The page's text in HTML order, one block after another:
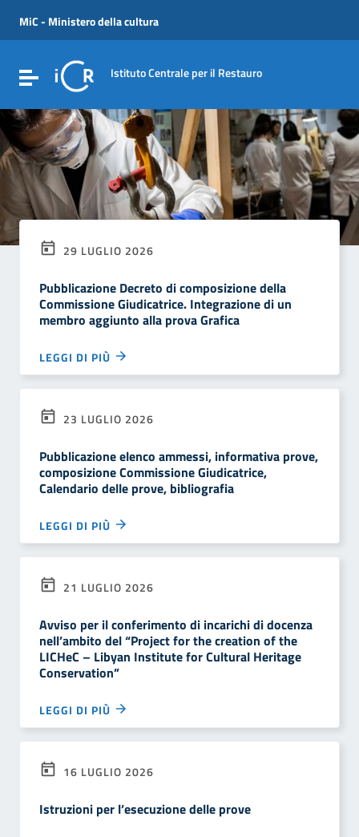
Vai al menu di navigazione
Vai al footer
MiC - Ministero della cultura
Attiva / disattiva la navigazione
Istituto Centrale per il Restauro
29 LUGLIO 2026
Pubblicazione Decreto di composizione della
Commissione Giudicatrice. Integrazione di un
membro aggiunto alla prova Grafica
LEGGI DI PIÙ
23 LUGLIO 2026
Pubblicazione elenco ammessi, informativa prove,
composizione Commissione Giudicatrice,
Calendario delle prove, bibliografia
LEGGI DI PIÙ
21 LUGLIO 2026
Avviso per il conferimento di incarichi di docenza
nell’ambito del “Project for the creation of the
LICHeC – Libyan Institute for Cultural Heritage
Conservation”
LEGGI DI PIÙ
16 LUGLIO 2026
Istruzioni per l’esecuzione delle prove